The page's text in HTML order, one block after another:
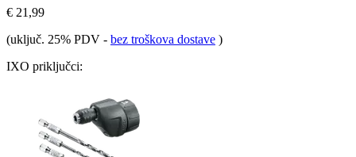
€ 21,99
(uključ. 25% PDV - bez troškova dostave )
IXO priključci: